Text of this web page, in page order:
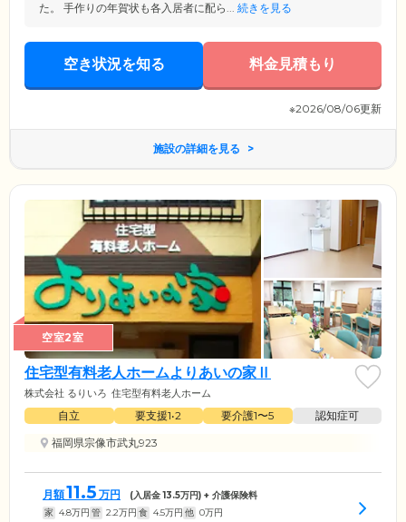
た。 手作りの年賀状も各入居者に配ら... 続きを見る
空き状況を知る 料金見積もり
※2026/08/06更新
施設の詳細を見る
空室2室
住宅型有料老人ホームよりあいの家Ⅱ
株式会社 るりいろ 住宅型有料老人ホーム
自立 要支援1•2 要介護1〜5
認知症可
福岡県宗像市武丸923
月額11.5 万円 (入居金13.5万円) + 介護保険料
家 4.8万円 管 2.2万円 食 4.5万円 他 0万円